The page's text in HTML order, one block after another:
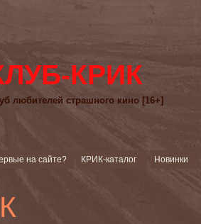
КРИК
любителей страшного кино [16+]
на сайте? КРИК-каталог Новинки